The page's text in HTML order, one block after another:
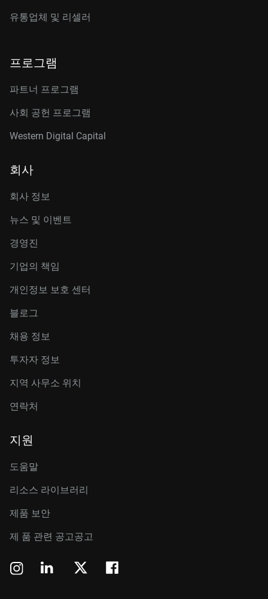
유통업체 및 리셀러
프로그램
파트너 프로그램
사회 공헌 프로그램
Western Digital Capital
회사
회사 정보
뉴스 및 이벤트
경영진
기업의 책임
개인정보 보호 센터
블로그
채용 정보
투자자 정보
지역 사무소 위치
연락처
지원
도움말
리소스 라이브러리
제품 보안
제 품 관련 공고공고